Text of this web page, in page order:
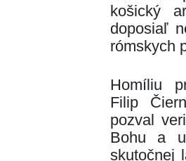
košický
doposiaľ
rómskych
Homíliu
Filip
pozval
Bohu a
skutočnej